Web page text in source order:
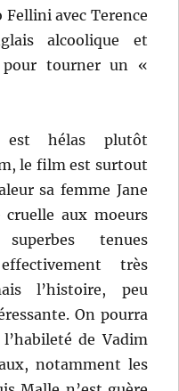
Fellini avec Terence
alcoolique et
pour tourner un «
hélas plutôt
le film est surtout
sa femme Jane
cruelle aux moeurs
tenues
très
l’histoire, peu
On pourra
de Vadim
notamment les